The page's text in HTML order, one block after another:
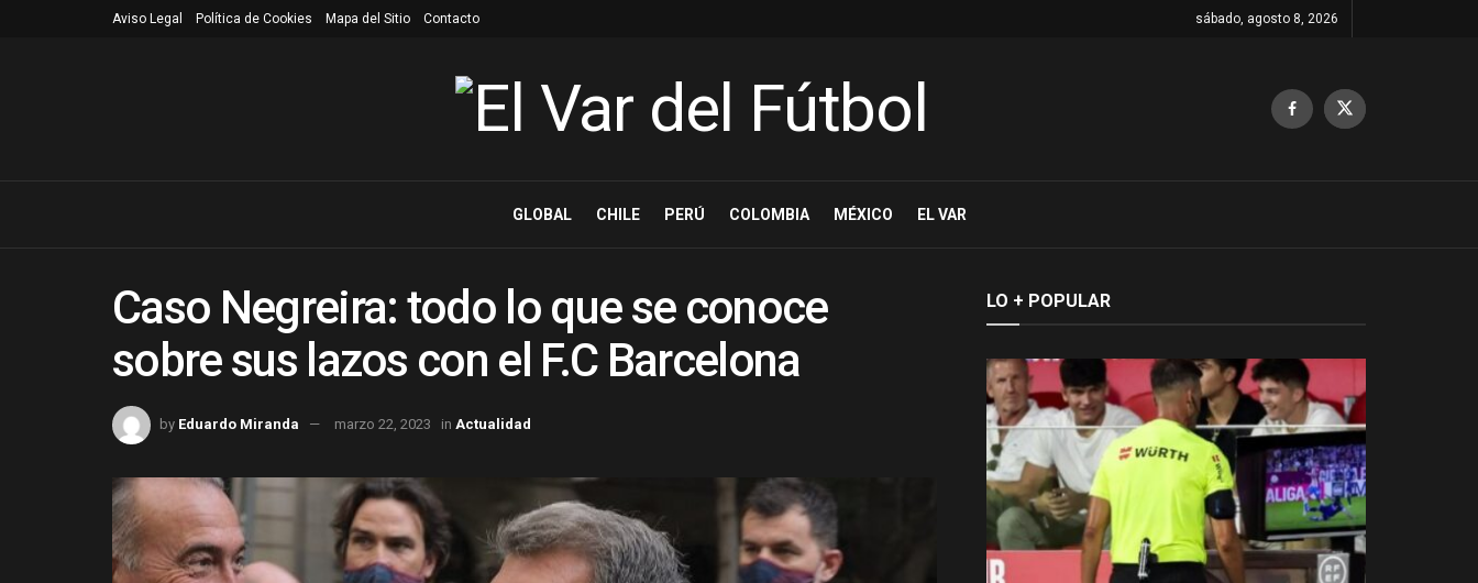
Aviso Legal Política de Cookies Mapa del Sitio Contacto sábado, agosto 8, 2026
GLOBAL CHILE PERÚ COLOMBIA MÉXICO EL VAR
Caso Negreira: todo lo que se conoce
sobre sus lazos con el F.C Barcelona
by Eduardo Miranda marzo 22, 2023 in Actualidad
LO + POPULAR